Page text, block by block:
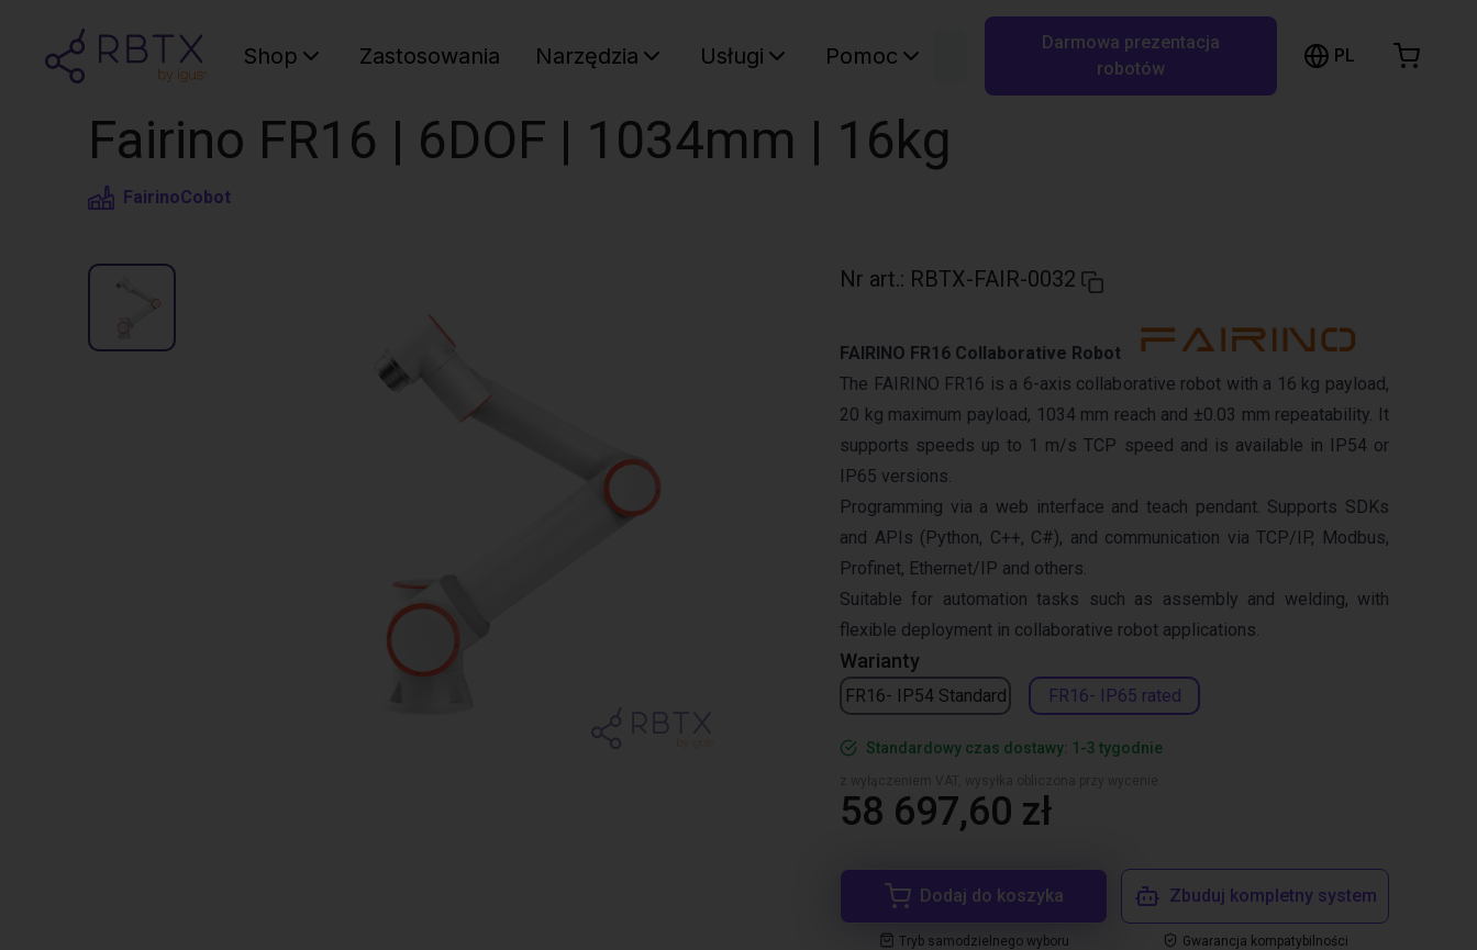
Shop Zastosowania Narzędzia Usługi Pomoc Szukaj w RBTX…
Darmowa prezentacja
robotów
PL
Fairino FR16 | 6DOF | 1034mm | 16kg
FairinoCobot
Nr art.: RBTX-FAIR-0032
Warianty
FR16- IP54 Standard FR16- IP65 rated
FAIRINO FR16 Collaborative Robot
The FAIRINO FR16 is a 6-axis collaborative robot with a 16 kg payload,
20 kg maximum payload, 1034 mm reach and ±0.03 mm repeatability. It
supports speeds up to 1 m/s TCP speed and is available in IP54 or
IP65 versions.
Programming via a web interface and teach pendant. Supports SDKs
and APIs (Python, C++, C#), and communication via TCP/IP, Modbus,
Profinet, Ethernet/IP and others.
Suitable for automation tasks such as assembly and welding, with
flexible deployment in collaborative robot applications.
Standardowy czas dostawy: 1-3 tygodnie
58 697,60 zł
Dodaj do koszyka
Tryb samodzielnego wyboru
Zbuduj kompletny system
Gwarancja kompatybilności
Wózek sklepowy